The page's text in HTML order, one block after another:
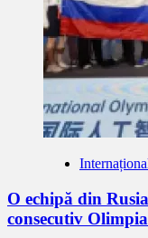
O echipă din
consecutiv